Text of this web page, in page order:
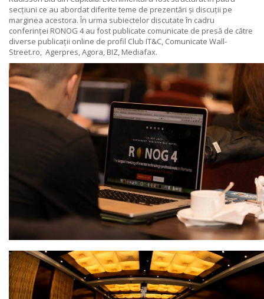
secțiuni ce au abordat diferite teme de prezentări și discuții pe
marginea acestora. În urma subiectelor discutate în cadru
conferinței RONOG 4 au fost publicate comunicate de presă de către
diverse publicații online de profil Club IT&C, Comunicate Wall-
Street.ro, Agerpres,Agora, BIZ, Mediafax.